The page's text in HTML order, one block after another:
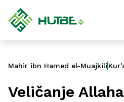
Mahir ibn Hamed el-Muajkili
Veličanje